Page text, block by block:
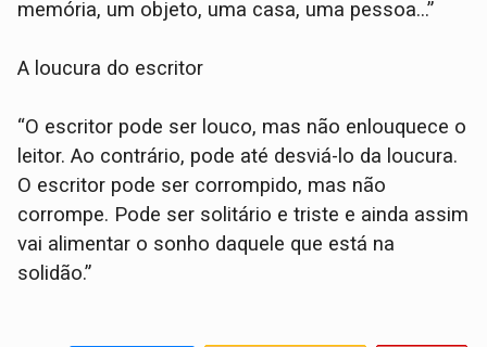
memória, um objeto, uma casa, uma pessoa...”
A loucura do escritor
“O escritor pode ser louco, mas não enlouquece o
leitor. Ao contrário, pode até desviá-lo da loucura.
O escritor pode ser corrompido, mas não
corrompe. Pode ser solitário e triste e ainda assim
vai alimentar o sonho daquele que está na
solidão.”